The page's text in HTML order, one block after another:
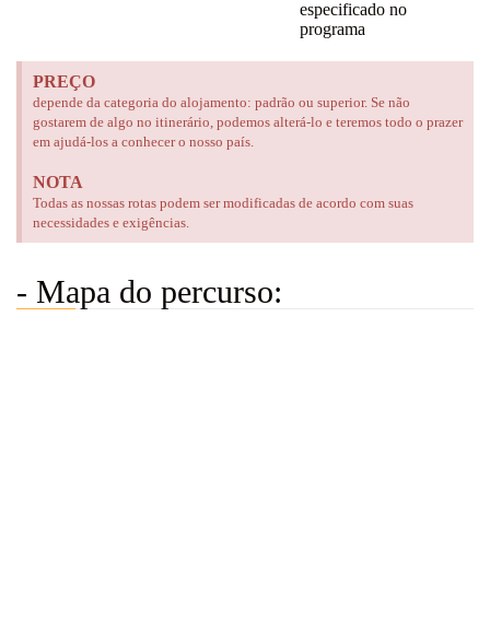
especificado no
programa
PREÇO
depende da categoria do alojamento: padrão ou superior. Se não
gostarem de algo no itinerário, podemos alterá-lo e teremos todo o prazer
em ajudá-los a conhecer o nosso país.
NOTA
Todas as nossas rotas podem ser modificadas de acordo com suas
necessidades e exigências.
- Mapa do percurso: